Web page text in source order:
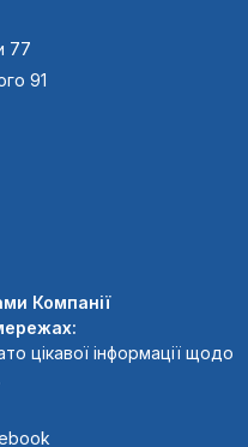
77
91
Компанії
цікавої інформації щодо